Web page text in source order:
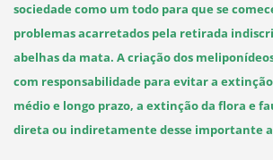
sociedade como um todo para que se
problemas acarretados pela retirada
abelhas da mata. A criação dos
com responsabilidade para evitar a extinção
médio e longo prazo, a extinção da flora e
direta ou indiretamente desse importante